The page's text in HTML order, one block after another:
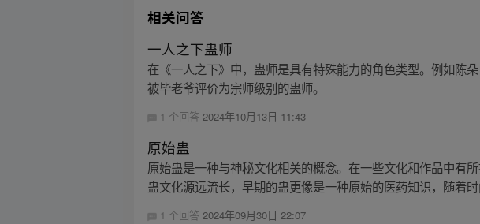
相关问答
一人之下蛊师
在《一人之下》中，蛊师是具有特殊能力的角色类型。例如陈
被毕老爷评价为宗师级别的蛊师。
1 个回答2024年10月13日 11:43
原始蛊
原始蛊是一种与神秘文化相关的概念。在一些文化和作品中有
蛊文化源远流长，早期的蛊更像是一种原始的医药知识，随着
1 个回答2024年09月30日 22:07